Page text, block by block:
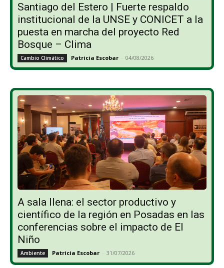
Santiago del Estero | Fuerte respaldo
institucional de la UNSE y CONICET a la
puesta en marcha del proyecto Red
Bosque – Clima
Cambio Climático Patricia Escobar - 04/08/2026
A sala llena: el sector productivo y
científico de la región en Posadas en las
conferencias sobre el impacto de El
Niño
Ambiente Patricia Escobar - 31/07/2026